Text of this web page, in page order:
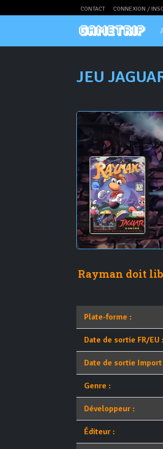
CONTACT CONNEXION /
JEU
Rayman doit
Plate-forme :
Date de sortie FR/EU :
Date de sortie
Genre :
Développeur :
Éditeur :